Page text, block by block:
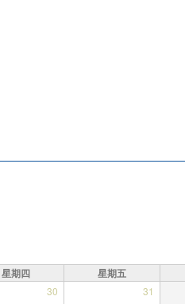
星期四 星期五
30 31